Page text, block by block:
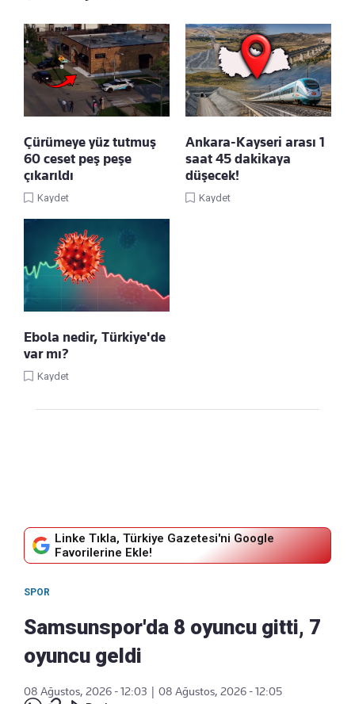
Çürümeye yüz tutmuş
60 ceset peş peşe
çıkarıldı
Kaydet
Ankara-Kayseri arası 1
saat 45 dakikaya
düşecek!
Kaydet
Ebola nedir, Türkiye'de
var mı?
Kaydet
Linke Tıkla, Türkiye Gazetesi'ni Google
Favorilerine Ekle!
SPOR
Samsunspor'da 8 oyuncu gitti, 7
oyuncu geldi
08 Ağustos, 2026 - 12:03
08 Ağustos, 2026 - 12:05